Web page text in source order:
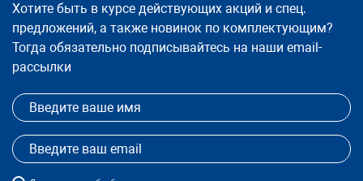
Хотите быть в курсе действующих акций и спец.
предложений, а также новинок по комплектующим?
Тогда обязательно подписывайтесь на наши email-
рассылки